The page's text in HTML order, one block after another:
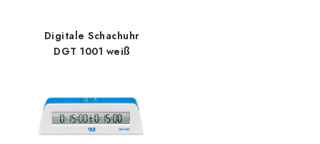
Digitale Schachuhr
DGT 1001 weiß